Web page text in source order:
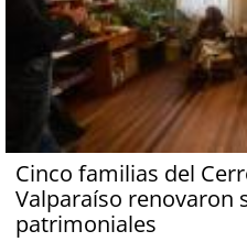
Cinco familias del
Valparaíso renovaron
patrimoniales